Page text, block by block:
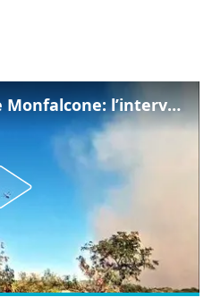
Incendio tra Duino e Monfalcone: l’intervento dei vigili del fuoco